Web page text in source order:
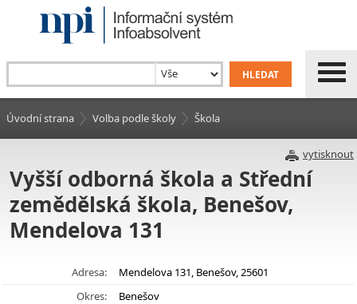
Úvodní strana Volba podle školy Škola
vytisknout
Vyšší odborná škola a Střední
zemědělská škola, Benešov,
Mendelova 131
Adresa:
Mendelova 131, Benešov, 25601
Okres:
Benešov